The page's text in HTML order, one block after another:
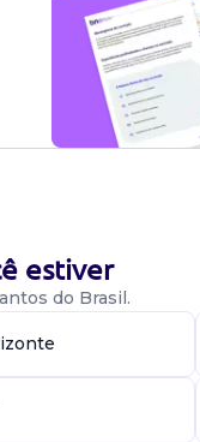
que o novo
estiver
do Brasil.